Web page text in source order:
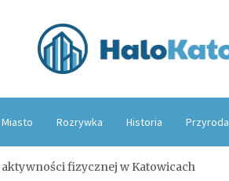
Miasto Rozrywka Historia Przyroda
fizycznej w Katowicach